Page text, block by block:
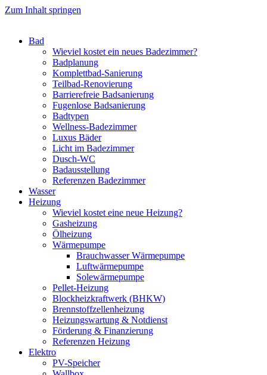
Zum Inhalt springen
Bad
Wieviel kostet ein neues Badezimmer?
Badplanung
Komplettbad-Sanierung
Teilbad-Renovierung
Barrierefreie Badsanierung
Fugenlose Badsanierung
Badtypen
Wellness-Badezimmer
Luxus Bäder
Licht im Badezimmer
Dusch-WC
Badausstellung
Referenzen Badezimmer
Wasser
Heizung
Wieviel kostet eine neue Heizung?
Gasheizung
Ölheizung
Wärmepumpe
Brauchwasser Wärmepumpe
Luftwärmepumpe
Solewärmepumpe
Pellet-Heizung
Blockheizkraftwerk (BHKW)
Brennstoffzellenheizung
Heizungswartung & Notdienst
Förderung & Finanzierung
Referenzen Heizung
Elektro
PV-Speicher